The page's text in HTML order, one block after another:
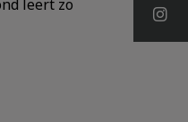
leert zo